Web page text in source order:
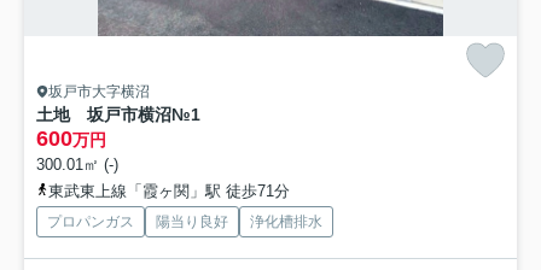
坂戸市大字横沼
土地 坂戸市横沼№1
600万円
300.01㎡ (-)
東武東上線「霞ヶ関」駅 徒歩71分
プロパンガス 陽当り良好 浄化槽排水